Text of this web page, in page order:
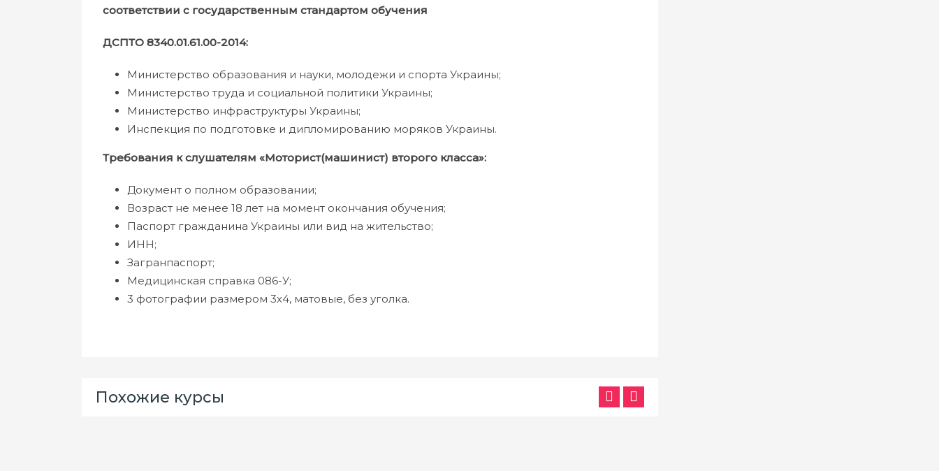
соответствии с государственным стандартом обучения
ДСПТО 8340.01.61.00-2014:
Министерство образования и науки, молодежи и спорта Украины;
Министерство труда и социальной политики Украины;
Министерство инфраструктуры Украины;
Инспекция по подготовке и дипломированию моряков Украины.
Требования к слушателям «Моторист(машинист) второго класса»:
Документ о полном образовании;
Возраст не менее 18 лет на момент окончания обучения;
Паспорт гражданина Украины или вид на жительство;
ИНН;
Загранпаспорт;
Медицинская справка 086-У;
3 фотографии размером 3х4, матовые, без уголка.
Похожие курсы